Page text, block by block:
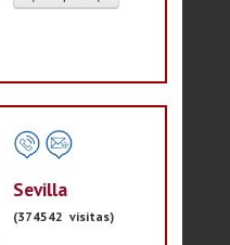
Sevilla
(374542 visitas)